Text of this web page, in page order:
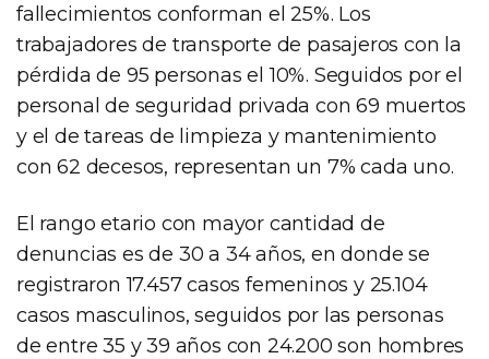
fallecimientos conforman el 25%. Los
trabajadores de transporte de pasajeros con la
pérdida de 95 personas el 10%. Seguidos por el
personal de seguridad privada con 69 muertos
y el de tareas de limpieza y mantenimiento
con 62 decesos, representan un 7% cada uno.
El rango etario con mayor cantidad de
denuncias es de 30 a 34 años, en donde se
registraron 17.457 casos femeninos y 25.104
casos masculinos, seguidos por las personas
de entre 35 y 39 años con 24.200 son hombres